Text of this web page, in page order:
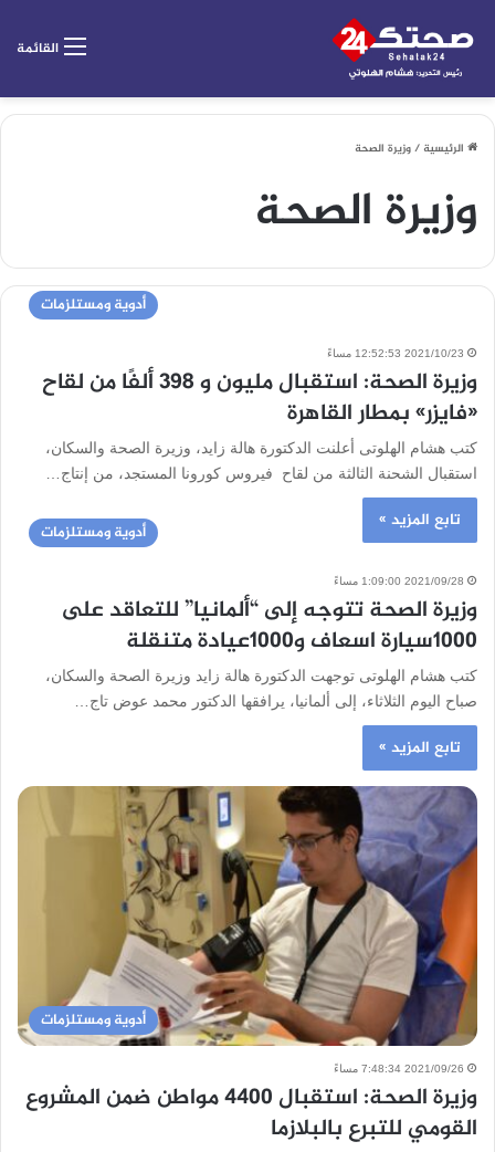
القائمة
الرئيسية/وزيرة الصحة
وزيرة الصحة
أدوية ومستلزمات
2021/10/23 12:52:53 مساءً
وزيرة الصحة: استقبال مليون و ٣٩٨ ألفًا من لقاح
«فايزر» بمطار القاهرة
كتب هشام الهلوتى أعلنت الدكتورة هالة زايد، وزيرة الصحة والسكان،
استقبال الشحنة الثالثة من لقاح فيروس كورونا المستجد، من إنتاج…
تابع المزيد » أدوية ومستلزمات
2021/09/28 1:09:00 مساءً
وزيرة الصحة تتوجه إلى “ألمانيا” للتعاقد على
1000سيارة اسعاف و1000عيادة متنقلة
كتب هشام الهلوتى توجهت الدكتورة هالة زايد وزيرة الصحة والسكان،
صباح اليوم الثلاثاء، إلى ألمانيا، يرافقها الدكتور محمد عوض تاج…
تابع المزيد »
أدوية ومستلزمات
2021/09/26 7:48:34 مساءً
وزيرة الصحة: استقبال 4400 مواطن ضمن المشروع
القومي للتبرع بالبلازما